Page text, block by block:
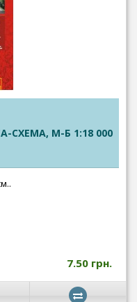
СХЕМА, М-Б 1:18 000
7.50 грн.